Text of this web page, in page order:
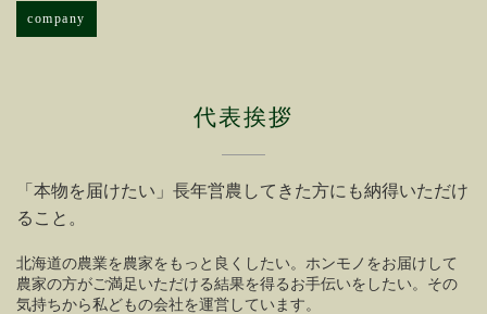
company
代表挨拶
「本物を届けたい」長年営農してきた方にも納得いただけ
ること。
北海道の農業を農家をもっと良くしたい。ホンモノをお届けして
農家の方がご満足いただける結果を得るお手伝いをしたい。その
気持ちから私どもの会社を運営しています。